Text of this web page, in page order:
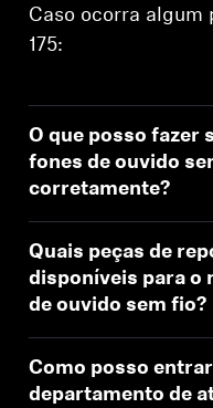
Caso ocorra algum
175:
O que posso fazer
fones de ouvido
corretamente?
Quais peças de
disponíveis para o
de ouvido sem fio?
Como posso
departamento de